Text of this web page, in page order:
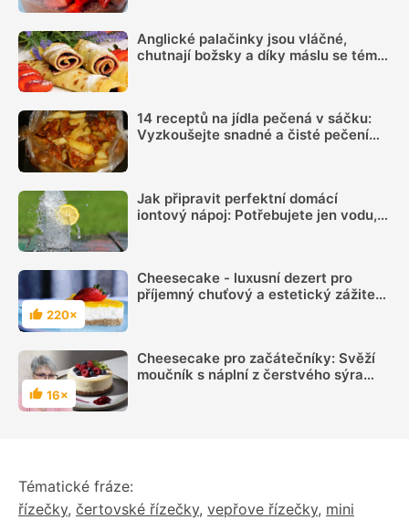
Anglické palačinky jsou vláčné,
chutnají božsky a díky máslu se téměř
14 receptů na jídla pečená v sáčku:
Vyzkoušejte snadné a čisté pečení
Jak připravit perfektní domácí
iontový nápoj: Potřebujete jen vodu,
Hodnocení
220×
Cheesecake - luxusní dezert pro
příjemný chuťový a estetický zážitek.
Hodnocení
16×
Cheesecake pro začátečníky: Svěží
moučník s náplní z čerstvého sýra
Tématické fráze:
řízečky, čertovské řízečky, vepřove řízečky, mini